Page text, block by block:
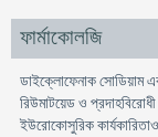
ফার্মাকোলজি
ডাইক্লোফেনাক সোডিয়াম
রিউমাটয়েড ও
ইউরোকোসুরিক